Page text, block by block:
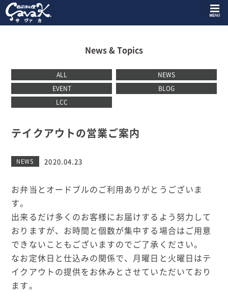
News & Topics
ALL
NEWS
EVENT
BLOG
LCC
テイクアウトの営業ご案内
NEWS 2020.04.23
お弁当とオードブルのご利用ありがとうございま
す。
出来るだけ多くのお客様にお届けするよう努力して
おりますが、お時間と個数が集中する場合はご用意
できないこともございますのでご了承ください。
なお定休日と仕込みの関係で、月曜日と火曜日はテ
イクアウトの提供をお休みとさせていただいており
ます。